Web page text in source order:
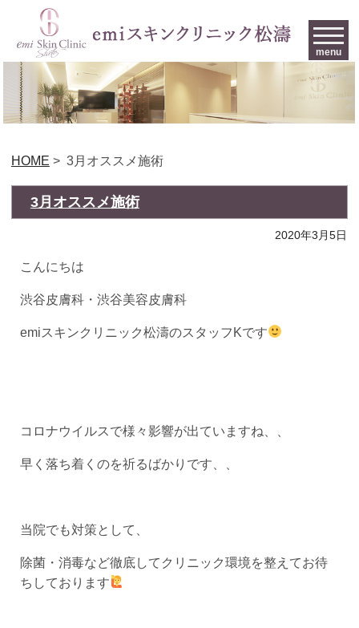
menu
HOME > 3月オススメ施術
3月オススメ施術
2020年3月5日
こんにちは
渋谷皮膚科・渋谷美容皮膚科
emiスキンクリニック松濤のスタッフKです
コロナウイルスで様々影響が出ていますね、、
早く落ち着くのを祈るばかりです、、
当院でも対策として、
除菌・消毒など徹底してクリニック環境を整えてお待
ちしております